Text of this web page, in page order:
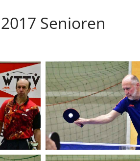
Senioren